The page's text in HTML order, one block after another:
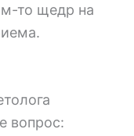
то щедр на
вопрос: